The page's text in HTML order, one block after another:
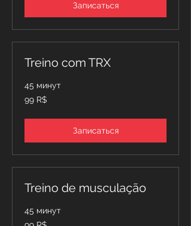
Записаться
Treino com TRX
45 минут
бразильских
99 R$
Записаться
Treino de musculação
45 минут